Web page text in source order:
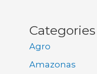
Categories
Agro
Amazonas